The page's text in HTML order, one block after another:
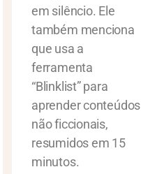
em silêncio. Ele
também menciona
que usa a
ferramenta
“Blinklist” para
aprender conteúdos
não ficcionais,
resumidos em 15
minutos.